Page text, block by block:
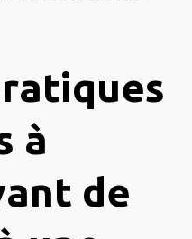
à
de